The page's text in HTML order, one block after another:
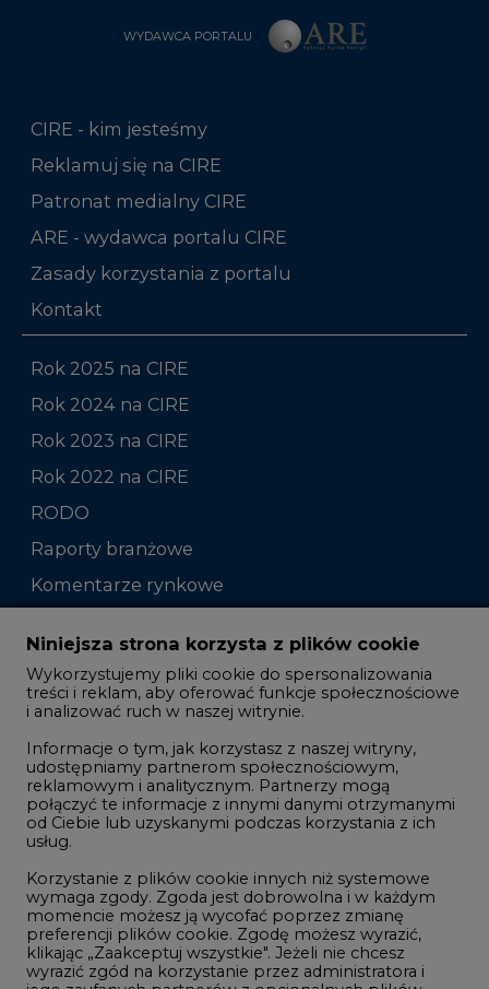
WYDAWCA PORTALU
CIRE - kim jesteśmy
Reklamuj się na CIRE
Patronat medialny CIRE
ARE - wydawca portalu CIRE
Zasady korzystania z portalu
Kontakt
Rok 2025 na CIRE
Rok 2024 na CIRE
Rok 2023 na CIRE
Rok 2022 na CIRE
RODO
Raporty branżowe
Komentarze rynkowe
Zmiany kadrowe na rynku
Studio CIRE
Rozmowy o energetyce
Gospodarka
Geopolityka
LTE450
Innowacje i AI
Telekomunikacja i IT
Handel emisjami CO2
Niniejsza strona korzysta z plików cookie
Wykorzystujemy pliki cookie do spersonalizowania
treści i reklam, aby oferować funkcje społecznościowe
i analizować ruch w naszej witrynie.
Informacje o tym, jak korzystasz z naszej witryny,
udostępniamy partnerom społecznościowym,
reklamowym i analitycznym. Partnerzy mogą
połączyć te informacje z innymi danymi otrzymanymi
od Ciebie lub uzyskanymi podczas korzystania z ich
usług.
Korzystanie z plików cookie innych niż systemowe
wymaga zgody. Zgoda jest dobrowolna i w każdym
momencie możesz ją wycofać poprzez zmianę
preferencji plików cookie. Zgodę możesz wyrazić,
klikając „Zaakceptuj wszystkie". Jeżeli nie chcesz
wyrazić zgód na korzystanie przez administratora i